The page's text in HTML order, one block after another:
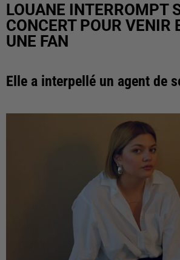
LOUANE INTERROMPT
CONCERT POUR VENIR
UNE FAN
Elle a interpellé un agent de